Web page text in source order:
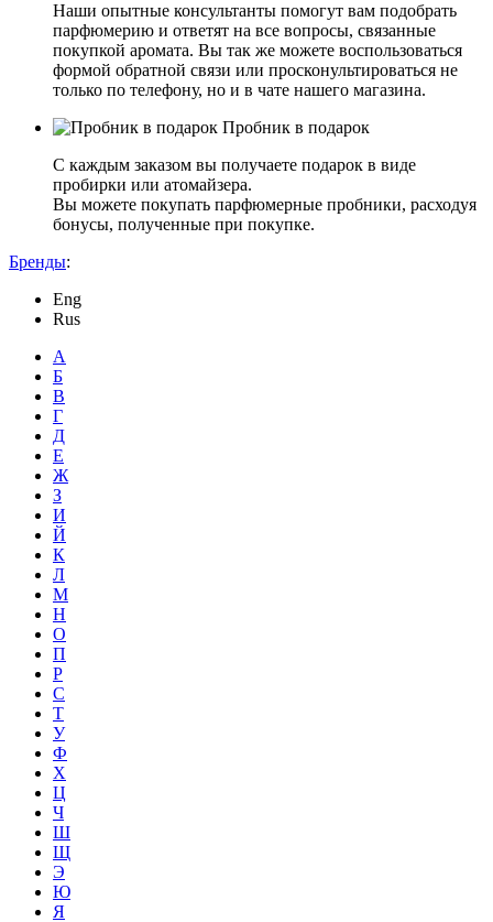
Наши опытные консультанты помогут вам подобрать
парфюмерию и ответят на все вопросы, связанные
покупкой аромата. Вы так же можете воспользоваться
формой обратной связи или просконультироваться не
только по телефону, но и в чате нашего магазина.
Пробник в подарок
С каждым заказом вы получаете подарок в виде
пробирки или атомайзера.
Вы можете покупать парфюмерные пробники, расходуя
бонусы, полученные при покупке.
Бренды:
Eng
Rus
А
Б
В
Г
Д
Е
Ж
З
И
Й
К
Л
М
Н
О
П
Р
С
Т
У
Ф
Х
Ц
Ч
Ш
Щ
Э
Ю
Я